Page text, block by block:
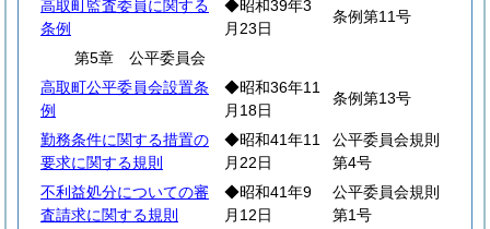
高取町監査委員に関する
条例
◆昭和39年3
月23日
条例第11号
第5章 公平委員会
高取町公平委員会設置条
例
◆昭和36年11
月18日
条例第13号
勤務条件に関する措置の
要求に関する規則
◆昭和41年11
月22日
公平委員会規則
第4号
不利益処分についての審
査請求に関する規則
◆昭和41年9
月12日
公平委員会規則
第1号